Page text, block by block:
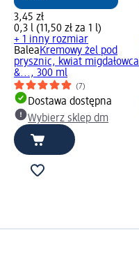
3,45 zł
0,3 l (11,50 zł za 1 l)
+ 1 inny rozmiar
BaleaKremowy żel pod
prysznic, kwiat migdałowca
&..., 300 ml
(7)
Dostawa dostępna
Wybierz sklep dm